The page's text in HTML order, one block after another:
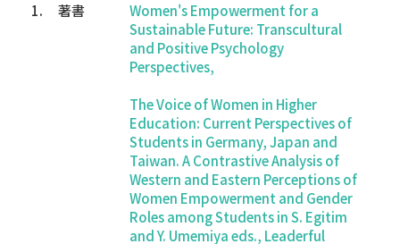
1.
著書
Women's Empowerment for a
Sustainable Future: Transcultural
and Positive Psychology
Perspectives,
The Voice of Women in Higher
Education: Current Perspectives of
Students in Germany, Japan and
Taiwan. A Contrastive Analysis of
Western and Eastern Perceptions of
Women Empowerment and Gender
Roles among Students in S. Egitim
and Y. Umemiya eds., Leaderful